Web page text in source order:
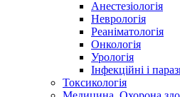
Анестезіологія
Неврологія
Реаніматологія
Онкологія
Урологія
Інфекційні і
Токсикологія